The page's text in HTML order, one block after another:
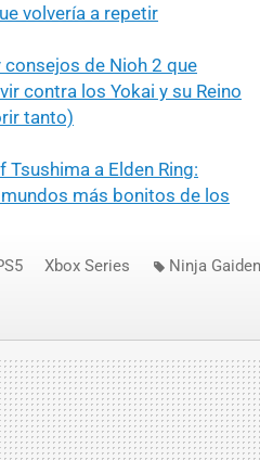
volvería a repetir
de Nioh 2 que
contra los Yokai y su Reino
tanto)
Tsushima a Elden Ring:
más bonitos de los
Xbox Series Ninja